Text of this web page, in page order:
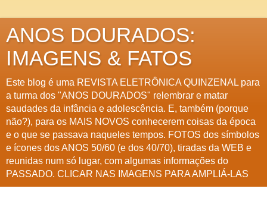
ANOS DOURADOS:
IMAGENS & FATOS
Este blog é uma REVISTA ELETRÔNICA QUINZENAL para
a turma dos "ANOS DOURADOS" relembrar e matar
saudades da infância e adolescência. E, também (porque
não?), para os MAIS NOVOS conhecerem coisas da época
e o que se passava naqueles tempos. FOTOS dos símbolos
e ícones dos ANOS 50/60 (e dos 40/70), tiradas da WEB e
reunidas num só lugar, com algumas informações do
PASSADO. CLICAR NAS IMAGENS PARA AMPLIÁ-LAS